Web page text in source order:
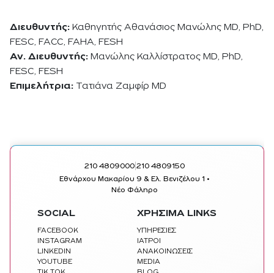
Διευθυντής:Καθηγητής Αθανάσιος Μανώλης MD, PhD,
FESC, FACC, FAHA, FESH
Αν. Διευθυντής:Μανώλης Καλλίστρατος MD, PhD,
FESC, FESH
Επιμελήτρια:Τατιάνα Ζαμφίρ MD
210 4809000| 210 4809150
Εθνάρχου Μακαρίου 9 & Ελ. Βενιζέλου 1 •
Νέο Φάληρο
SOCIAL
FACEBOOK
INSTAGRAM
LINKEDIN
YOUTUBE
ΧΡΗΣΙΜΑ LINKS
ΥΠΗΡΕΣΙΕΣ
ΙΑΤΡΟΙ
ΑΝΑΚΟΙΝΩΣΕΙΣ
MEDIA